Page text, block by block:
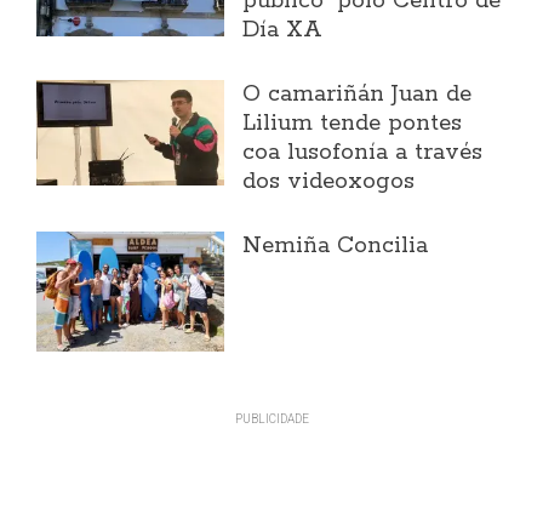
Día XA
O camariñán Juan de
Lilium tende pontes
coa lusofonía a través
dos videoxogos
Nemiña Concilia